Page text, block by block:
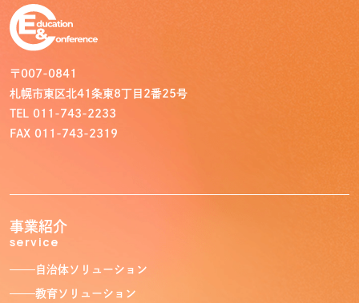
トップ
〒007-0841
札幌市東区北41条東8丁目2番25号
TEL 011-743-2233
FAX 011-743-2319
事業紹介
service
自治体ソリューション
教育ソリューション